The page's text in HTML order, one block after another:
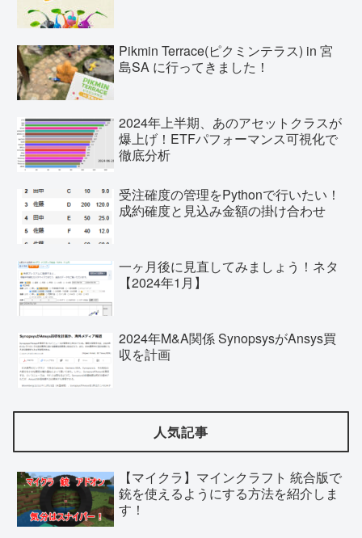
Pikmin Terrace(ピクミンテラス) in 宮
島SA に行ってきました！
2024年上半期、あのアセットクラスが
爆上げ！ETFパフォーマンス可視化で
徹底分析
受注確度の管理をPythonで行いたい！
成約確度と見込み金額の掛け合わせ
一ヶ月後に見直してみましょう！ネタ
【2024年1月】
2024年M&A関係 SynopsysがAnsys買
収を計画
人気記事
【マイクラ】マインクラフト 統合版で
銃を使えるようにする方法を紹介しま
す！